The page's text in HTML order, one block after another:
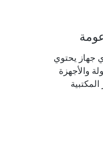
جهاز يحتوي
والأجهزة